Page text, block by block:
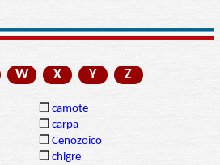
W X Y Z
❒ camote
❒ carpa
❒ Cenozoico
❒ chigre